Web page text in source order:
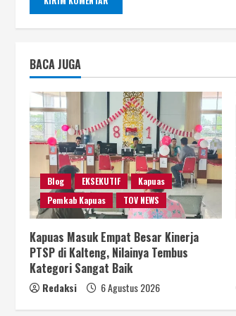
BACA JUGA
Blog EKSEKUTIF
Kapuas
Pemkab Kapuas
TOV NEWS
Kapuas Masuk Empat Besar Kinerja
PTSP di Kalteng, Nilainya Tembus
Kategori Sangat Baik
Redaksi 6 Agustus 2026